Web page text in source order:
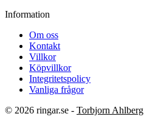
Information
Om oss
Kontakt
Villkor
Köpvillkor
Integritetspolicy
Vanliga frågor
© 2026 ringar.se - Torbjorn Ahlberg